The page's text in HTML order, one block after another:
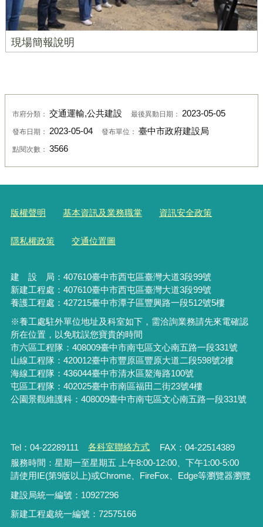
現場簡報說明
市府分類： 交通運輸,公共建設 最後異動日期： 2023-05-05
發布日期： 2023-05-04 發布單位： 臺中市政府建設局
點閱次數： 3566
版權聲明 基本資訊及業務職掌 資訊安全政策
隱私權政策 交通位置圖
建 設 局： 407610臺中市西屯區臺灣大道3段99號
新建工程處：407610臺中市西屯區臺灣大道3段99號
養護工程處：427215臺中市潭子區豐興路一段512號5樓
※養工處駐外單位地址及科室如下，需洽詢業務請先來電確認
所在位置，以免耽誤您寶貴的時間
市六區工程隊：408009臺中市南屯區文心南五路一段331號
山線工程隊：420012臺中市豐原區豐原大道二段598號2樓
海線工程隊：436044臺中市清水區鰲海路100號
屯區工程隊：402025臺中市南區福田二街23號4樓
公園景觀維護科：408009臺中市南屯區文心南五路一段331號
Tel：04-22289111 各科室聯絡方式
FAX：04-22514389
服務時間：星期一至星期五 上午8:00-12:00、下午1:00-5:00
請使用IE(第9版以上)或Chrome、FireFox、Edge等瀏覽器瀏覽
建設局統一編號：10927296
新建工程處統一編號 ： 72575166